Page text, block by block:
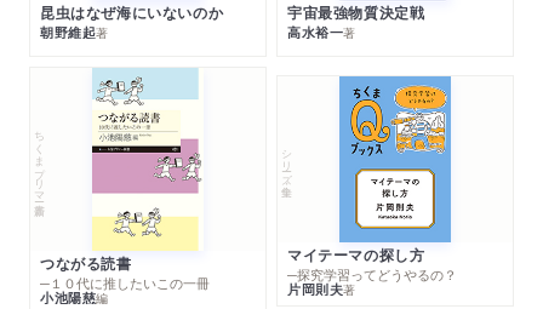
昆虫はなぜ海にいないのか
朝野維起著
宇宙最強物質決定戦
高水裕一著
ちくまプリマー新書
つながる読書
─１０代に推したいこの一冊
小池陽慈編
シリーズ・全集
マイテーマの探し方
─探究学習ってどうやるの？
片岡則夫著